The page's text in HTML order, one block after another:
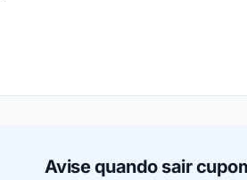
Avise quando sair